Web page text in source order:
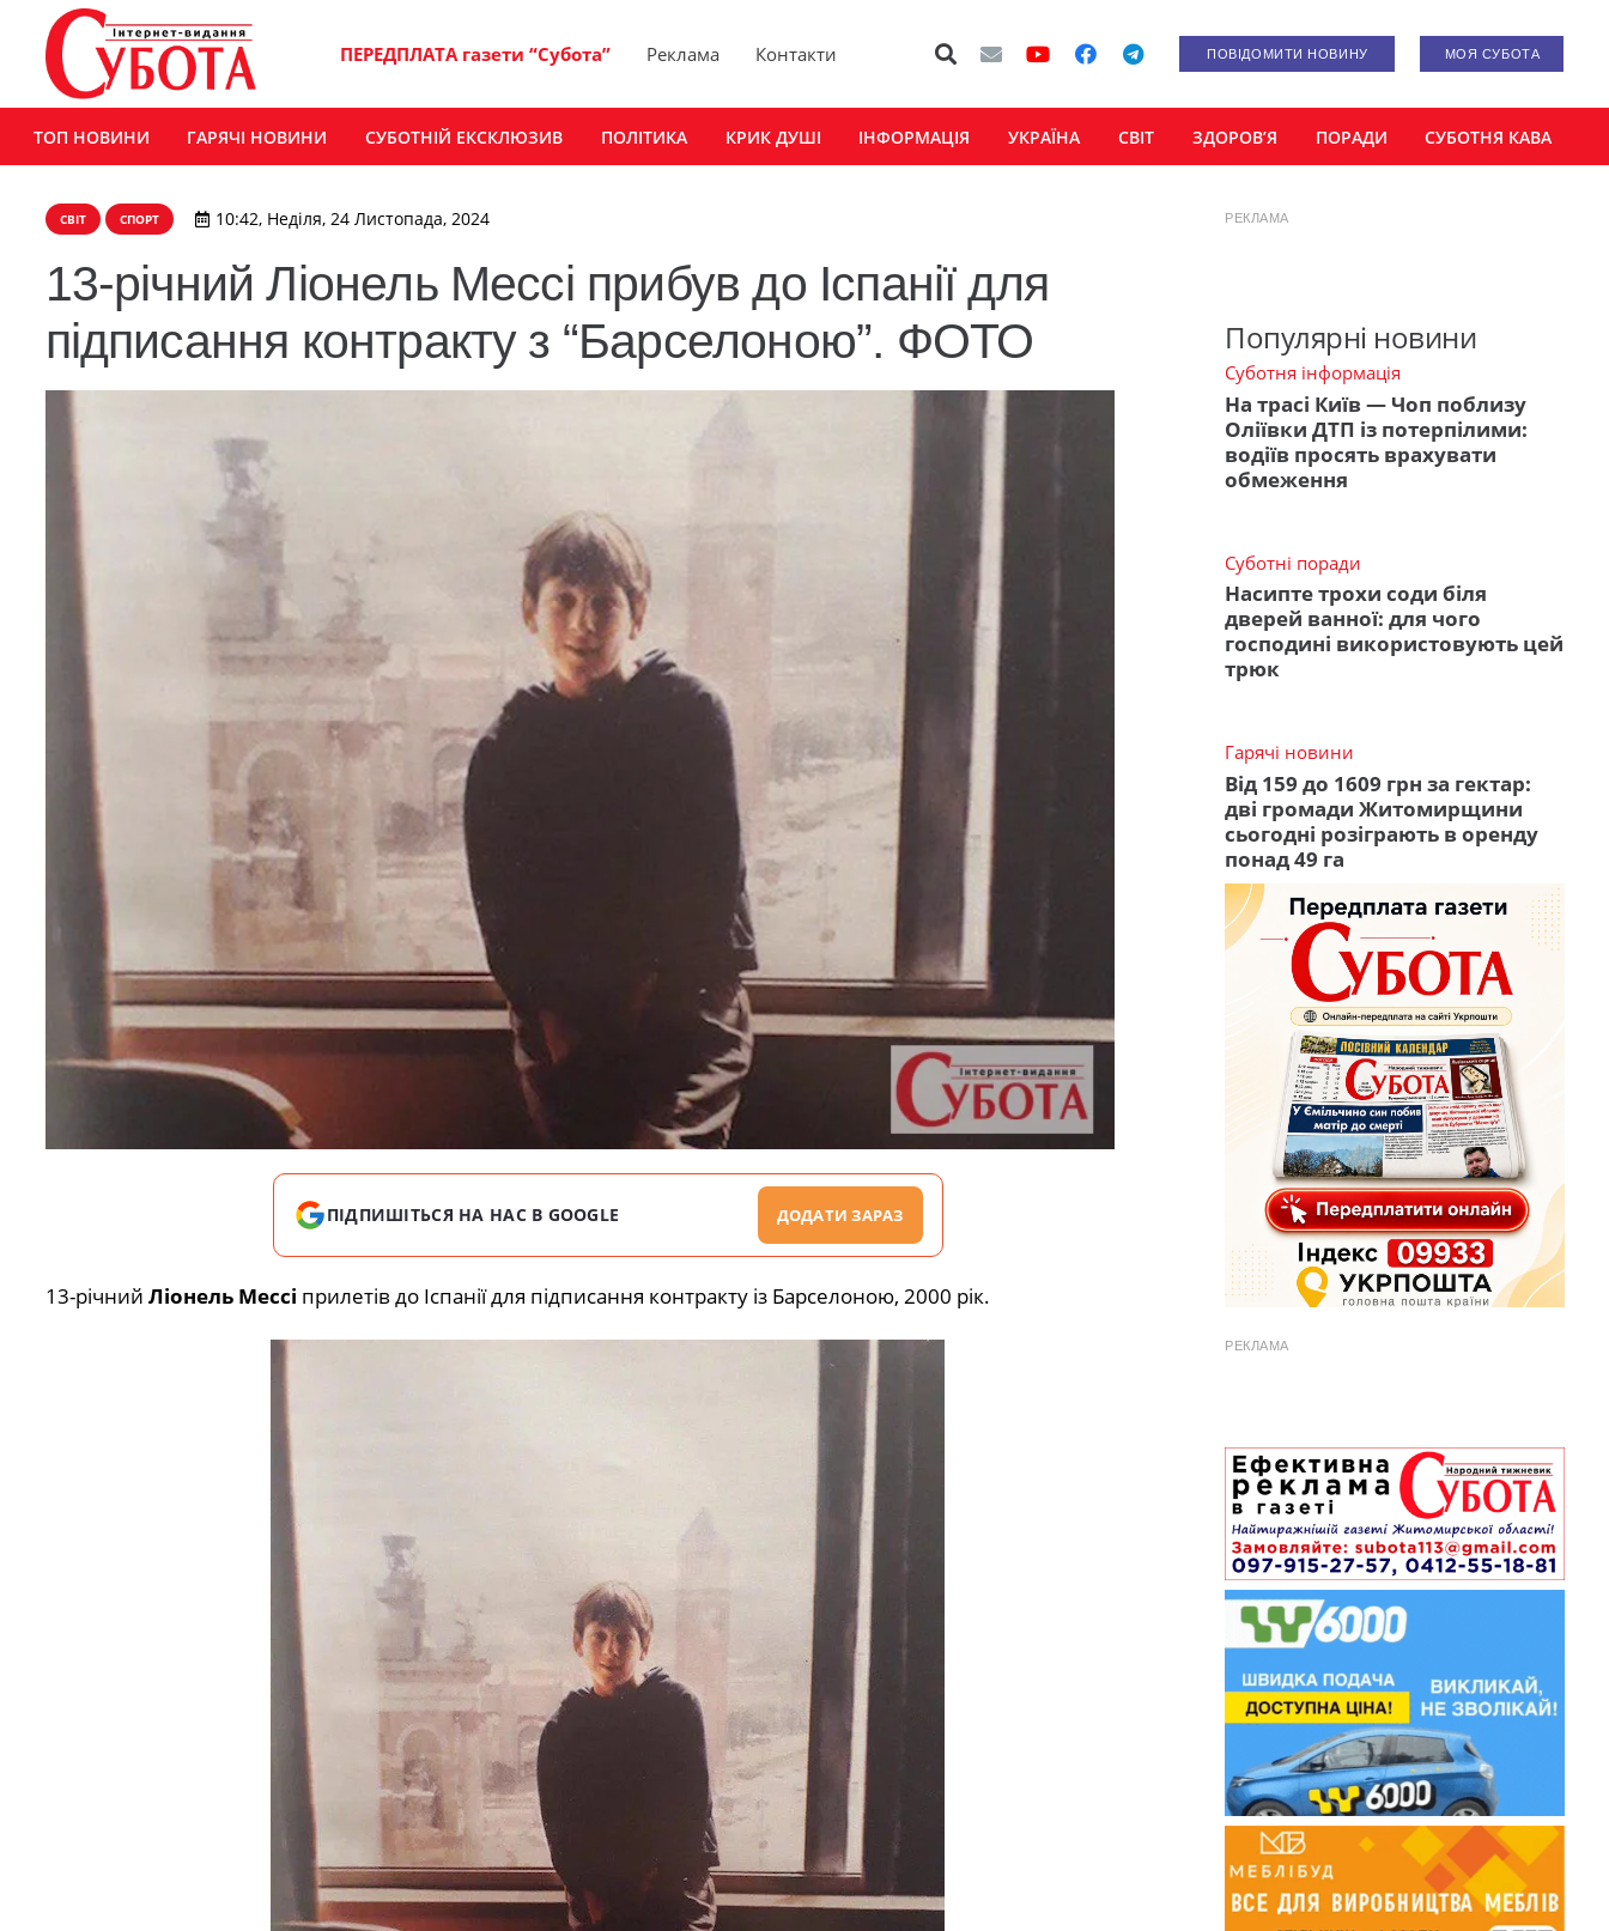
ПЕРЕДПЛАТА газети “Субота” Реклама Контакти ПОВІДОМИТИ НОВИНУ МОЯ СУБОТА
ТОП НОВИНИ ГАРЯЧІ НОВИНИ СУБОТНІЙ ЕКСКЛЮЗИВ ПОЛІТИКА КРИК ДУШІ ІНФОРМАЦІЯ УКРАЇНА СВІТ ЗДОРОВ’Я ПОРАДИ СУБОТНЯ КАВА
СВІТ СПОРТ 10:42, Неділя, 24 Листопада, 2024
13-річний Ліонель Мессі прибув до Іспанії для
підписання контракту з “Барселоною”. ФОТО
ПІДПИШІТЬСЯ НА НАС В GOOGLE ДОДАТИ ЗАРАЗ
13-річний Ліонель Мессі прилетів до Іспанії для підписання контракту із Барселоною, 2000 рік.
РЕКЛАМА
Популярні новини
Суботня інформація
На трасі Київ — Чоп поблизу
Оліївки ДТП із потерпілими:
водіїв просять врахувати
обмеження
Суботні поради
Насипте трохи соди біля
дверей ванної: для чого
господині використовують цей
трюк
Гарячі новини
Від 159 до 1609 грн за гектар:
дві громади Житомирщини
сьогодні розіграють в оренду
понад 49 га
РЕКЛАМА